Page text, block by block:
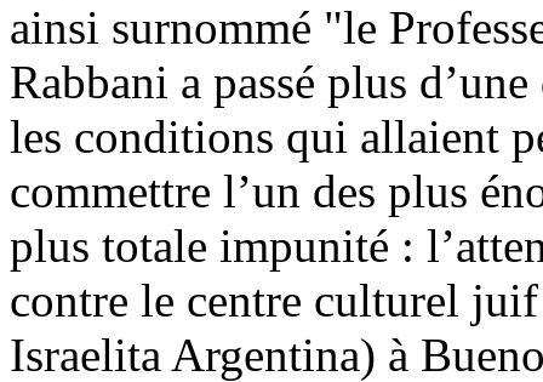
ainsi surnommé "le
Rabbani a passé plus d’une
les conditions qui allaient
commettre l’un des plus
plus totale impunité :
contre le centre culturel juif
Israelita Argentina) à